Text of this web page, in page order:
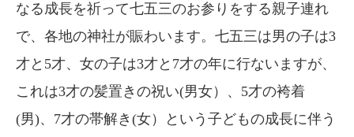
なる成長を祈って七五三のお参りをする親子連れ
で、各地の神社が賑わいます。七五三は男の子は3
才と5才、女の子は3才と7才の年に行ないますが、
これは3才の髪置きの祝い(男女）、5才の袴着
(男)、7才の帯解き(女）という子どもの成長に伴う